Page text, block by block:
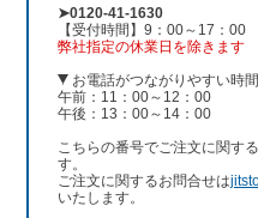
➤0120-41-1630
【受付時間】9：00～17：00
弊社指定の休業日を除きます
お電話がつながりやすい時
午前：11：00～12：00
午後：13：00～14：00
こちらの番号でご注文に関す
す。
ご注文に関するお問合せは
いたします。